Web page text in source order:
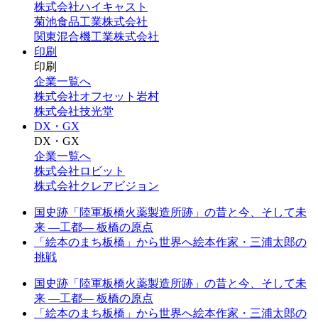
株式会社ハイキャスト
菊池食品工業株式会社
関東混合機工業株式会社
印刷
印刷
企業一覧へ
株式会社オフセット岩村
株式会社技光堂
DX・GX
DX・GX
企業一覧へ
株式会社ロビット
株式会社クレアビジョン
国史跡「陸軍板橋火薬製造所跡」の昔と今、そして未
来 —工都— 板橋の原点
「絵本のまち板橋」から世界へ絵本作家・三浦太郎の
挑戦
国史跡「陸軍板橋火薬製造所跡」の昔と今、そして未
来 —工都— 板橋の原点
「絵本のまち板橋」から世界へ絵本作家・三浦太郎の